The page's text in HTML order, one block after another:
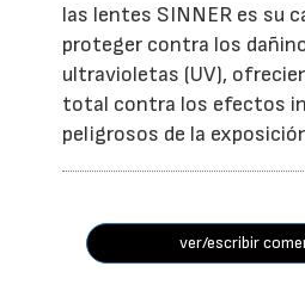
las lentes SINNER es su
proteger contra los
ultravioletas (UV),
total contra los efectos
peligrosos de la
ver/escribir